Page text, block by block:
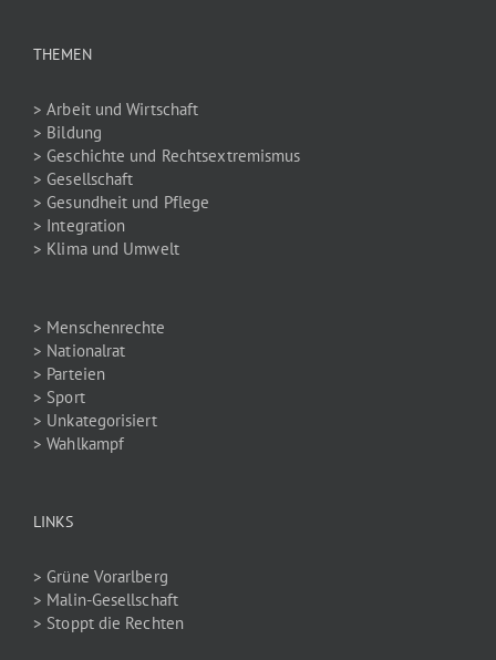
THEMEN
> Arbeit und Wirtschaft
> Bildung
> Geschichte und Rechtsextremismus
> Gesellschaft
> Gesundheit und Pflege
> Integration
> Klima und Umwelt
> Menschenrechte
> Nationalrat
> Parteien
> Sport
> Unkategorisiert
> Wahlkampf
LINKS
> Grüne Vorarlberg
> Malin-Gesellschaft
> Stoppt die Rechten